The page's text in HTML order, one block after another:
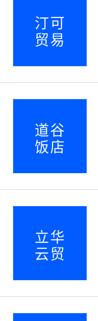
汀可
贸易
道谷
饭店
立华
云贸